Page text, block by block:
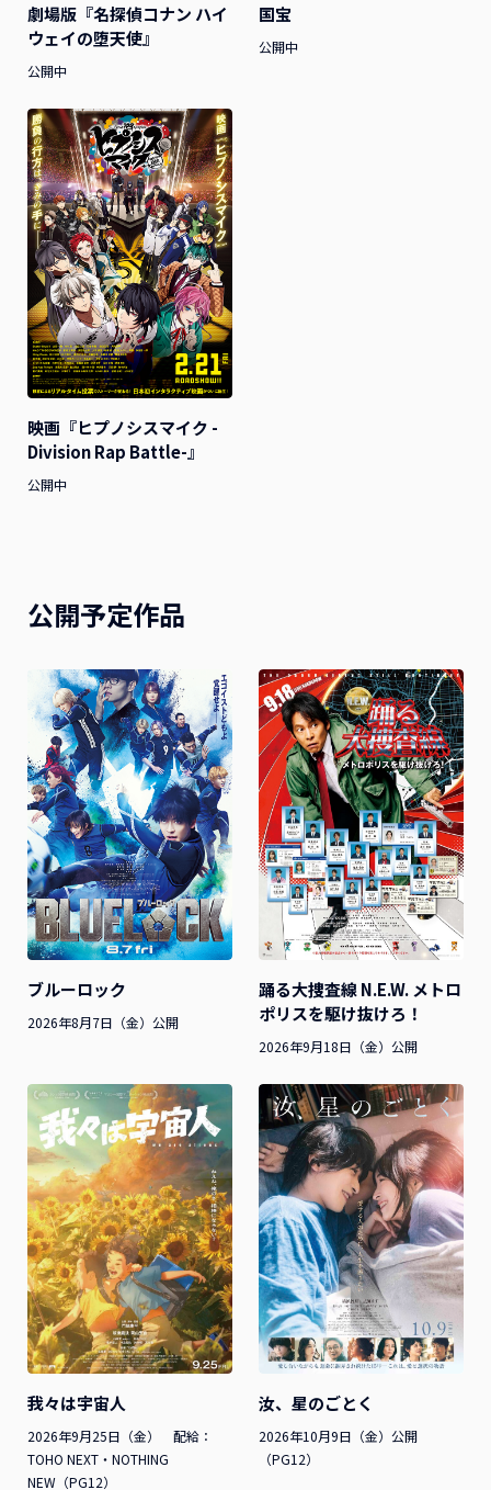
劇場版『名探偵コナン ハイ
ウェイの堕天使』
公開中
国宝
公開中
映画『ヒプノシスマイク -
Division Rap Battle-』
公開中
公開予定作品
ブルーロック
2026年8月7日（金）公開
踊る大捜査線 N.E.W. メトロ
ポリスを駆け抜けろ！
2026年9月18日（金）公開
我々は宇宙人
2026年9月25日（金） 配給：
TOHO NEXT・NOTHING
NEW（PG12）
汝、星のごとく
2026年10月9日（金）公開
（PG12）